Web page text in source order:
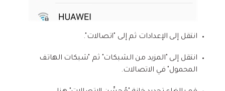
انتقل إلى الإعدادات ثم إلى "اتصالات".
انتقل إلى "المزيد من الشبكات" ثم "شبكات الهاتف
المحمول" في الاتصالات.